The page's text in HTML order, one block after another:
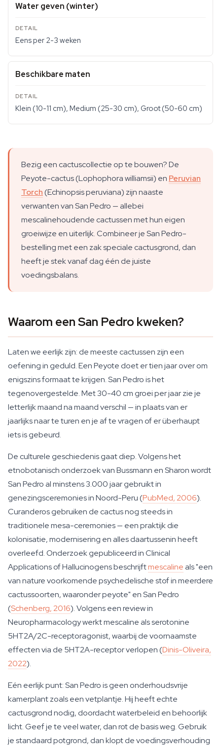
Water geven (winter)
Eens per 2-3 weken
Beschikbare maten
Klein (10-11 cm), Medium (25-30 cm), Groot (50-60 cm)
Bezig een cactuscollectie op te bouwen? De
Peyote-cactus (Lophophora williamsii) en Peruvian
Torch(Echinopsis peruviana) zijn naaste
verwanten van San Pedro — allebei
mescalinehoudende cactussen met hun eigen
groeiwijze en uiterlijk. Combineer je San Pedro-
bestelling met een zak speciale cactusgrond, dan
heeft je stek vanaf dag één de juiste
voedingsbalans.
Waarom een San Pedro kweken?
Laten we eerlijk zijn: de meeste cactussen zijn een
oefening in geduld. Een Peyote doet er tien jaar over om
enigszins formaat te krijgen. San Pedro is het
tegenovergestelde. Met 30-40 cm groei per jaar zie je
letterlijk maand na maand verschil — in plaats van er
jaarlijks naar te turen en je af te vragen of er überhaupt
iets is gebeurd.
De culturele geschiedenis gaat diep. Volgens het
etnobotanisch onderzoek van Bussmann en Sharon wordt
San Pedro al minstens 3.000 jaar gebruikt in
genezingsceremonies in Noord-Peru (PubMed, 2006).
Curanderos gebruiken de cactus nog steeds in
traditionele mesa-ceremonies — een praktijk die
kolonisatie, modernisering en alles daartussenin heeft
overleefd. Onderzoek gepubliceerd in Clinical
Applications of Hallucinogens beschrijftmescalineals "een
van nature voorkomende psychedelische stof in meerdere
cactussoorten, waaronder peyote" en San Pedro
(Schenberg, 2016). Volgens een review in
Neuropharmacology werkt mescaline als serotonine
5HT2A/2C-receptoragonist, waarbij de voornaamste
effecten via de 5HT2A-receptor verlopen (Dinis-Oliveira,
2022).
Eén eerlijk punt: San Pedro is geen onderhoudsvrije
kamerplant zoals een vetplantje. Hij heeft echte
cactusgrond nodig, doordacht waterbeleid en behoorlijk
licht. Geef je te veel water, dan rot de basis weg. Gebruik
je standaard potgrond, dan klopt de voedingsverhouding